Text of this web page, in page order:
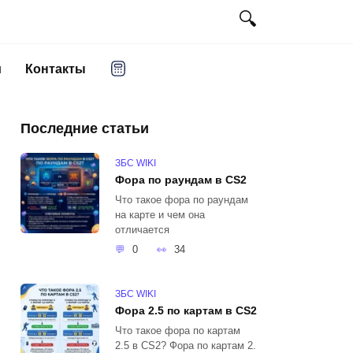
Контакты
Последние статьи
ЗБС WIKI
Фора по раундам в CS2
Что такое фора по раундам
на карте и чем она
отличается
0
34
ЗБС WIKI
Фора 2.5 по картам в CS2
Что такое фора по картам
2.5 в CS2? Фора по картам 2.